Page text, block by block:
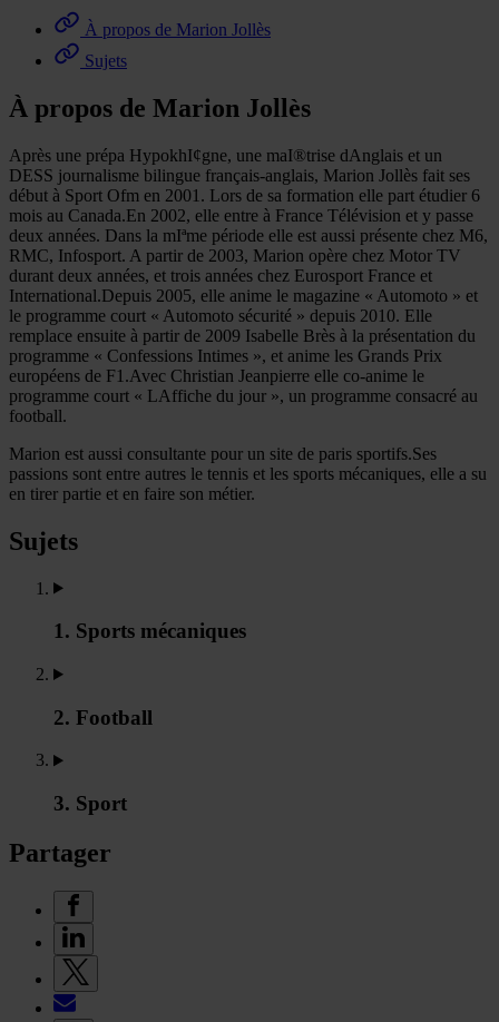
À propos de Marion Jollès
Sujets
À propos de Marion Jollès
Après une prépa HypokhI¢gne, une maI®trise dAnglais et un
DESS journalisme bilingue français-anglais, Marion Jollès fait ses
début à Sport Ofm en 2001. Lors de sa formation elle part étudier 6
mois au Canada.En 2002, elle entre à France Télévision et y passe
deux années. Dans la mIªme période elle est aussi présente chez M6,
RMC, Infosport. A partir de 2003, Marion opère chez Motor TV
durant deux années, et trois années chez Eurosport France et
International.Depuis 2005, elle anime le magazine « Automoto » et
le programme court « Automoto sécurité » depuis 2010. Elle
remplace ensuite à partir de 2009 Isabelle Brès à la présentation du
programme « Confessions Intimes », et anime les Grands Prix
européens de F1.Avec Christian Jeanpierre elle co-anime le
programme court « LAffiche du jour », un programme consacré au
football.
Marion est aussi consultante pour un site de paris sportifs.Ses
passions sont entre autres le tennis et les sports mécaniques, elle a su
en tirer partie et en faire son métier.
Sujets
1. Sports mécaniques
2. Football
3. Sport
Partager